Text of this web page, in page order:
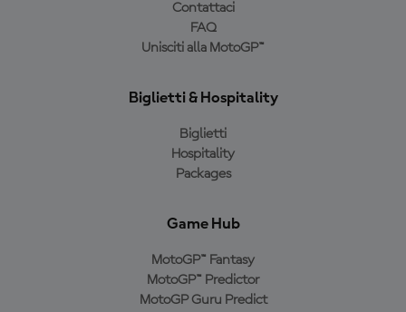
Contattaci
FAQ
Unisciti alla MotoGP™
Biglietti & Hospitality
Biglietti
Hospitality
Packages
Game Hub
MotoGP™ Fantasy
MotoGP™ Predictor
MotoGP Guru Predict